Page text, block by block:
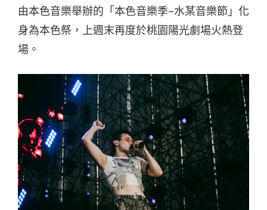
由本色音樂舉辦的「本色音樂季–水某音樂節」化
身為本色祭，上週末再度於桃園陽光劇場火熱登
場。